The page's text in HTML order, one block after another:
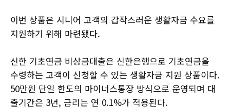
이번 상품은 시니어 고객의 갑작스러운 생활자금 수요를
지원하기 위해 마련됐다.
신한 기초연금 비상금대출은 신한은행으로 기초연금을
수령하는 고객이 신청할 수 있는 생활자금 지원 상품이다.
50만원 단일 한도의 마이너스통장 방식으로 운영되며 대
출기간은 3년, 금리는 연 0.1%가 적용된다.